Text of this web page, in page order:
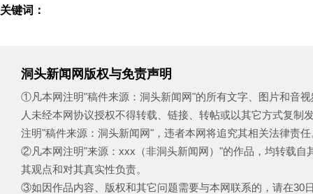
关键词：
洞头新闻网版权与免责声明
①凡本网注明"稿件来源：洞头新闻网"的所有文字、图片和音
人未经本网协议授权不得转载、链接、转帖或以其它方式复
注明"稿件来源：洞头新闻网"，违者本网将追究其相关法律责任
②凡本网注明"来源：xxx（非洞头新闻网）"的作品，均转载自
其观点和对其真实性负责。
③如因作品内容、版权和其它问题需要与本网联系的，请在30